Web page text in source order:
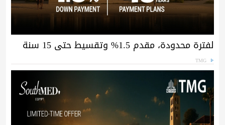
لفترة محدودة، مقدم 1.5% وتقسيط حتى 15 سنة
TMG